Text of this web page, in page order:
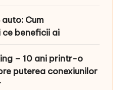
Cum
beneficii ai
– 10 ani printr-o
puterea conexiunilor